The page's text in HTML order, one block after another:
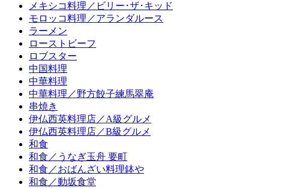
メキシコ料理／ビリー･ザ･キッド
モロッコ料理／アランダルース
ラーメン
ローストビーフ
ロブスター
中国料理
中華料理
中華料理／野方餃子練馬翠庵
串焼き
伊仏西英料理店／A級グルメ
伊仏西英料理店／B級グルメ
和食
和食／うなぎ玉舟 要町
和食／おばんざい料理鉢や
和食／動坂食堂